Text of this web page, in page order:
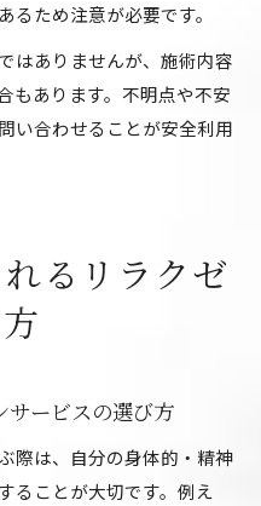
ため注意が必要です。
はありませんが、施術内容
もあります。不明点や不安
い合わせることが安全利用
るリラクゼ
サービスの選び方
際は、自分の身体的・精神
ることが大切です。例え